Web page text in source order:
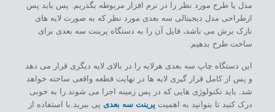
مدل یا طرح مورد نظر را در نرم افزار مربوطه بگذریم. پس باید پس
ازطراحی مدل دیجیتالی سه بعدی مورد نظر که به صورت لایه های
نازک برش می باشد، فایل آن را به دستگاه پرینت سه بعدی برای
ساخت طرح بدهیم.
این دستگاه چاپ سه بعدی هرلایه را در بالای لایه دیگری قرار می دهد
و پس از کامل قرار گیری لایه ها در نهایت قطعه واقعی ساخته خواهد
شد. باید تکنولوژی هایی که در پس زمینه اجرا می شوند را به خوبی
درک کنید تا بتوانید به اهمیت پرینت سه بعدی پی ببرید.با استفاده از